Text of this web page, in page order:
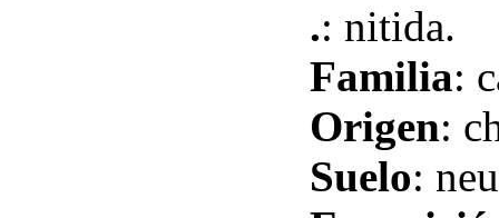
.:
Familia:
Origen:
Suelo: